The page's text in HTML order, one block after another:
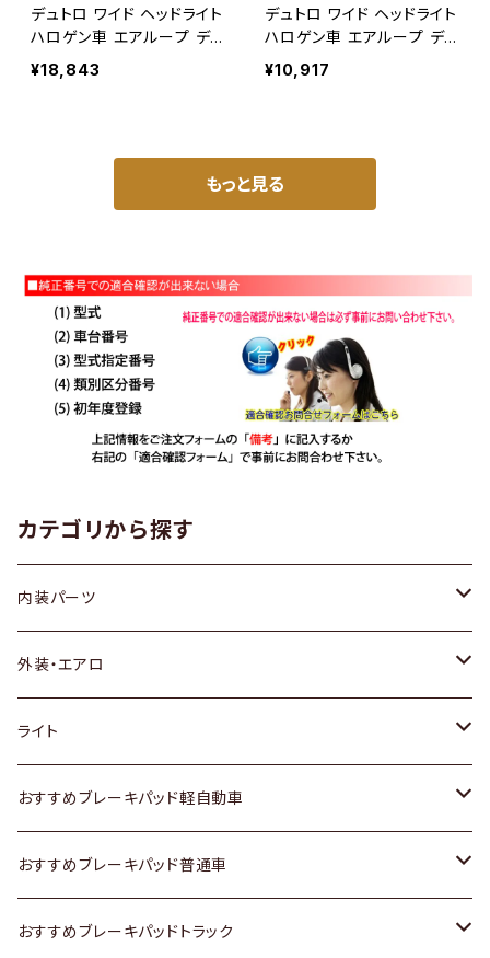
デュトロ ワイド ヘッドライト
ハロゲン車 エアループ デュ
トロ ワイドボディ左右セット
運転助手席側 オートレベラ
¥18,843
デュトロ ワイド ヘッドライト
ハロゲン車 エアループ デュ
トロ ワイドボディ 左セット
助手席側 オートレベライザ
¥10,917
もっと見る
カテゴリから探す
内装パーツ
トヨタ
ホンダ
スズキ
日産
いすゞ
外装・エアロ
トヨタ
ホンダ
スズキ
日産
ライト
トヨタ
スズキ
日産
おすすめブレーキパッド軽自動車
トヨタ
ホンダ
おすすめブレーキパッド普通車
トヨタ
おすすめブレーキパッドトラック